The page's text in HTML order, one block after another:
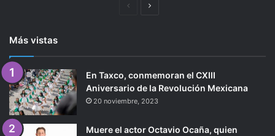
PáginaSiguiente
Más vistas
En Taxco, conmemoran el CXIII
Aniversario de la Revolución Mexicana
20 noviembre, 2023
Muere el actor Octavio Ocaña, quien